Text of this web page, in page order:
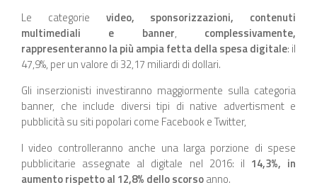
Le categorie video, sponsorizzazioni, contenuti
multimediali e banner, complessivamente,
rappresenteranno la più ampia fetta della spesa digitale: il
47,9%, per un valore di 32,17 miliardi di dollari.
Gli inserzionisti investiranno maggiormente sulla categoria
banner, che include diversi tipi di native advertisment e
pubblicità su siti popolari come Facebook e Twitter,
I video controlleranno anche una larga porzione di spese
pubblicitarie assegnate al digitale nel 2016: il 14,3%, in
aumento rispetto al 12,8% dello scorsoanno.